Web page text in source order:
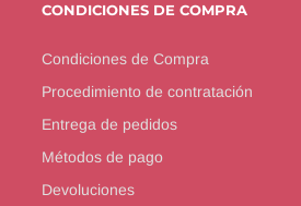
CONDICIONES DE COMPRA
Condiciones de Compra
Procedimiento de contratación
Entrega de pedidos
Métodos de pago
Devoluciones